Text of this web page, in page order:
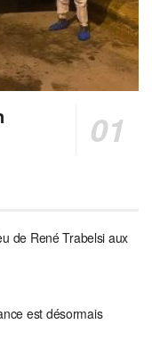
de René Trabelsi aux
est désormais